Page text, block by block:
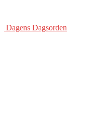
Dagens Dagsorden